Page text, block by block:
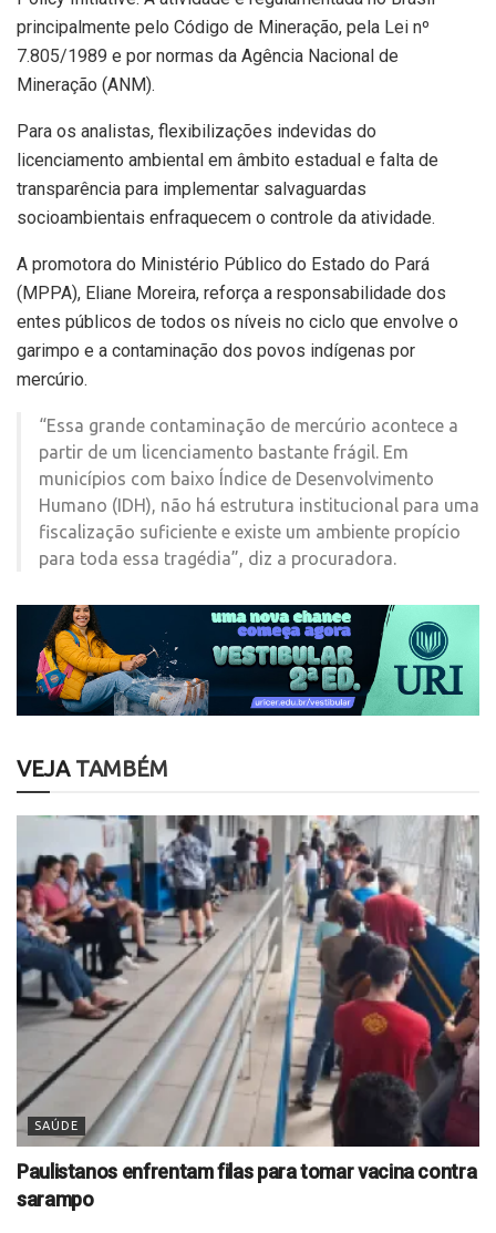
principalmente pelo Código de Mineração, pela Lei nº
7.805/1989 e por normas da Agência Nacional de
Mineração (ANM).
Para os analistas, flexibilizações indevidas do
licenciamento ambiental em âmbito estadual e falta de
transparência para implementar salvaguardas
socioambientais enfraquecem o controle da atividade.
A promotora do Ministério Público do Estado do Pará
(MPPA), Eliane Moreira, reforça a responsabilidade dos
entes públicos de todos os níveis no ciclo que envolve o
garimpo e a contaminação dos povos indígenas por
mercúrio.
“Essa grande contaminação de mercúrio acontece a
partir de um licenciamento bastante frágil. Em
municípios com baixo Índice de Desenvolvimento
Humano (IDH), não há estrutura institucional para uma
fiscalização suficiente e existe um ambiente propício
para toda essa tragédia”, diz a procuradora.
VEJATAMBÉM
SAÚDE
Paulistanos enfrentam filas para tomar vacina contra
sarampo